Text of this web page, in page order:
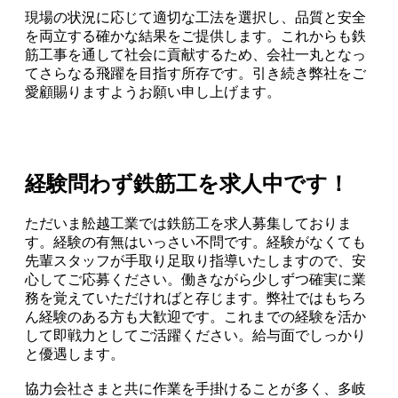
現場の状況に応じて適切な工法を選択し、品質と安全
を両立する確かな結果をご提供します。これからも鉄
筋工事を通して社会に貢献するため、会社一丸となっ
てさらなる飛躍を目指す所存です。引き続き弊社をご
愛顧賜りますようお願い申し上げます。
経験問わず鉄筋工を求人中です！
ただいま舩越工業では鉄筋工を求人募集しておりま
す。経験の有無はいっさい不問です。経験がなくても
先輩スタッフが手取り足取り指導いたしますので、安
心してご応募ください。働きながら少しずつ確実に業
務を覚えていただければと存じます。弊社ではもちろ
ん経験のある方も大歓迎です。これまでの経験を活か
して即戦力としてご活躍ください。給与面でしっかり
と優遇します。
協力会社さまと共に作業を手掛けることが多く、多岐